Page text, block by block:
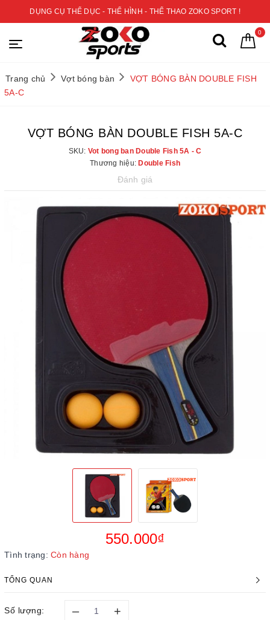
DỤNG CỤ THỂ DỤC - THỂ HÌNH - THỂ THAO ZOKO SPORT !
0
Trang chủ Vợt bóng bàn
VỢT BÓNG BÀN DOUBLE FISH
5A-C
VỢT BÓNG BÀN DOUBLE FISH 5A-C
SKU: Vot bong ban Double Fish 5A - C
Thương hiệu: Double Fish
Đánh giá
550.000₫
Tình trạng: Còn hàng
TỔNG QUAN
Số lượng: – +